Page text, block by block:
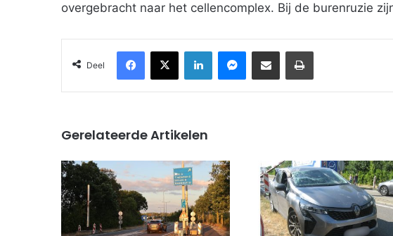
overgebracht naar het cellencomplex. Bij de burenruzie
Deel
Facebook
X LinkedInMessenger
Deel via Email Print
Gerelateerde Artikelen